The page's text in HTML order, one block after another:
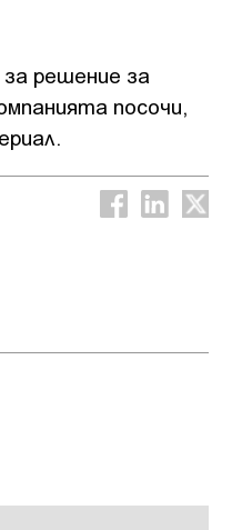
решение за
посочи,